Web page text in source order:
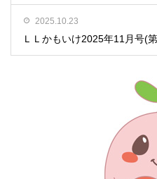
2025.10.23
ＬＬかもいけ2025年11月号(